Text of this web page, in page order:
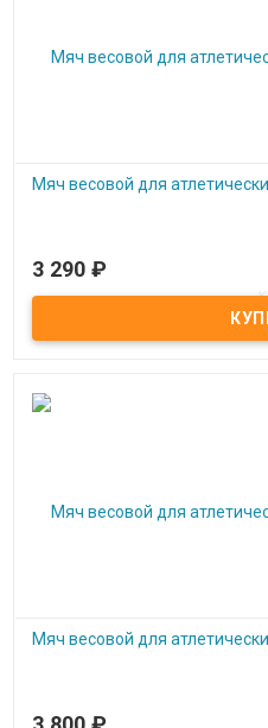
Мяч весовой для
Под заказ
Мяч весовой для атлетических
3 290 ₽
Мяч весовой для